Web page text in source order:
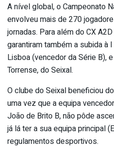
A nível global, o Campeonato
envolveu mais de 270
jornadas. Para além do CX
garantiram também a subida à
Lisboa (vencedor da Série B),
Torrense, do Seixal.
O clube do Seixal beneficiou
uma vez que a equipa
João de Brito B, não pôde
já lá ter a sua equipa principal
regulamentos desportivos.